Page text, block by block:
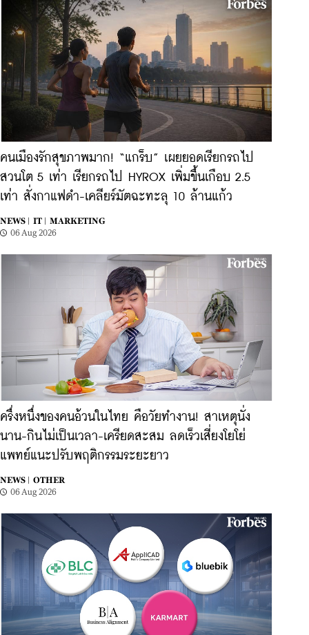
คนเมืองรักสุขภาพมาก! “แกร็บ” เผยยอดเรียกรถไป
สวนโต 5 เท่า เรียกรถไป HYROX เพิ่มขึ้นเกือบ 2.5
เท่า สั่งกาแฟดำ-เคลียร์มัตฉะทะลุ 10 ล้านแก้ว
NEWS | IT |
MARKETING
06 Aug 2026
ครึ่งหนึ่งของคนอ้วนในไทย คือวัยทำงาน! สาเหตุนั่ง
นาน-กินไม่เป็นเวลา-เครียดสะสม ลดเร็วเสี่ยงโยโย่
แพทย์แนะปรับพฤติกรรมระยะยาว
NEWS |
OTHER
06 Aug 2026